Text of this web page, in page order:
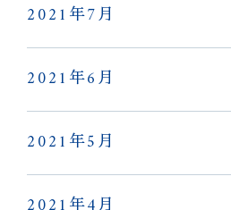
2021年7月
2021年6月
2021年5月